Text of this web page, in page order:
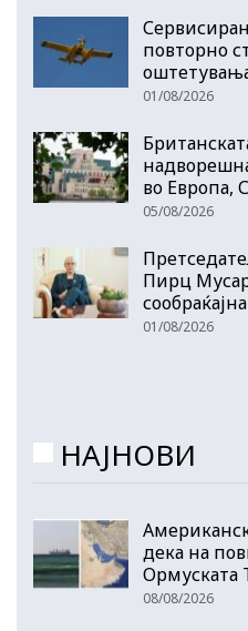
повторно
01/08/2026
во Европа,
05/08/2026
Пирц
01/08/2026
НАЈНОВИ
дека на
Ормуската
08/08/2026